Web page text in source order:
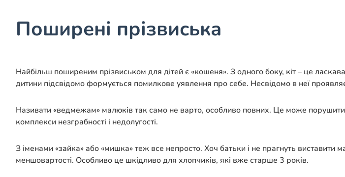
Поширені прізвиська
Найбільш поширеним прізвиськом для дітей є «кошеня». З одного боку, кіт – це
дитини підсвідомо формується помилкове уявлення про себе. Несвідомо в неї
Називати «ведмежам» малюків так само не варто, особливо повних. Це може
комплекси незграбності і недолугості.
З іменами «зайка» або «мишка» теж все непросто. Хоч батьки і не прагнуть
меншовартості. Особливо це шкідливо для хлопчиків, які вже старше 3 років.